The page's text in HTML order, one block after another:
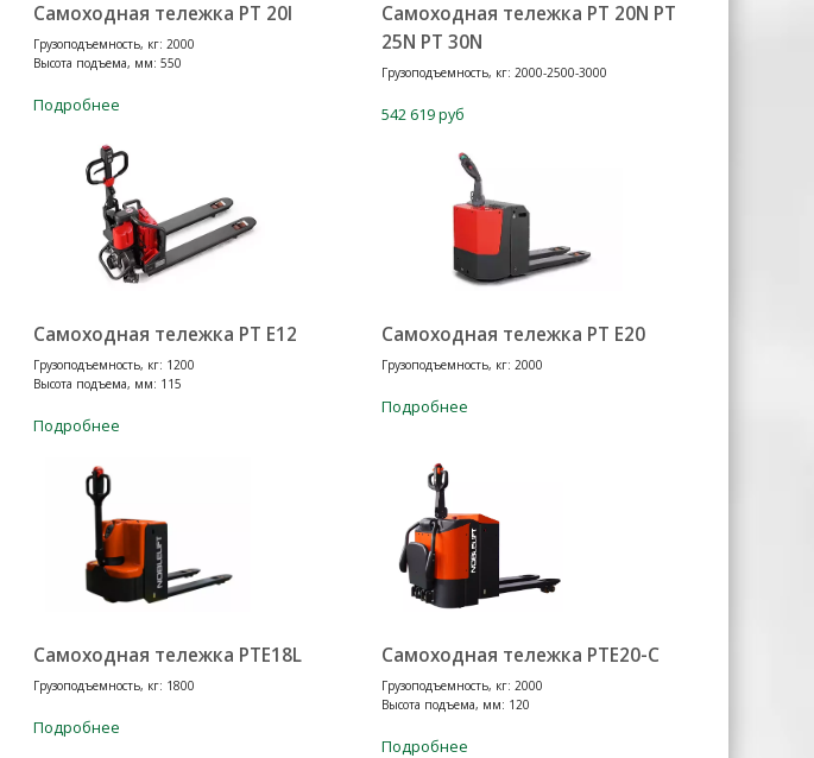
Самоходная тележка PT 20I
Грузоподъемность, кг: 2000
Высота подъема, мм: 550
Подробнее
Самоходная тележка PT 20N PT
25N PT 30N
Грузоподъемность, кг: 2000-2500-3000
542 619 руб
Самоходная тележка PT E12
Грузоподъемность, кг: 1200
Высота подъема, мм: 115
Подробнее
Самоходная тележка PT E20
Грузоподъемность, кг: 2000
Подробнее
Самоходная тележка PTE18L
Грузоподъемность, кг: 1800
Подробнее
Самоходная тележка PTE20-C
Грузоподъемность, кг: 2000
Высота подъема, мм: 120
Подробнее